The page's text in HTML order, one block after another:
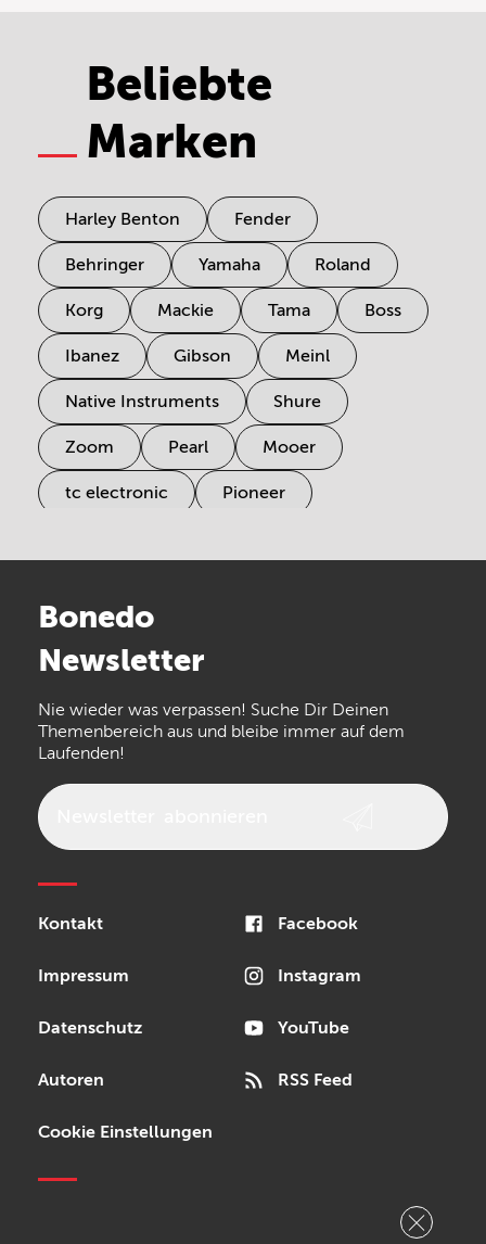
Beliebte
Marken
Harley Benton Fender
Behringer Yamaha Roland
Korg Mackie Tama Boss
Ibanez Gibson Meinl
Native Instruments Shure
Zoom Pearl Mooer
tc electronic Pioneer
Arturia
the t.bone
Walrus Audio Epiphone
Bonedo
Newsletter
Nie wieder was verpassen! Suche Dir Deinen
Themenbereich aus und bleibe immer auf dem
Laufenden!
Kontakt
Impressum
Datenschutz
Autoren
Cookie Einstellungen
Facebook
Instagram
YouTube
RSS Feed